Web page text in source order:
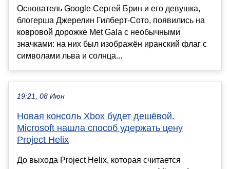
Основатель Google Сергей Брин и его девушка,
блогерша Джерелин Гилберт-Сото, появились на
ковровой дорожке Met Gala с необычными
значками: на них был изображён иранский флаг с
символами льва и солнца...
19:21, 08 Июн
Новая консоль Xbox будет дешёвой.
Microsoft нашла способ удержать цену
Project Helix
До выхода Project Helix, которая считается